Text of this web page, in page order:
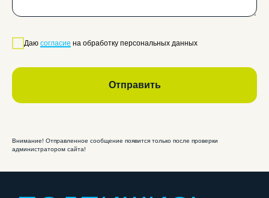
Даю согласие на обработку персональных данных
Отправить
Внимание! Отправленное сообщение появится только после проверки
администратором сайта!
Лицензия
права защищены